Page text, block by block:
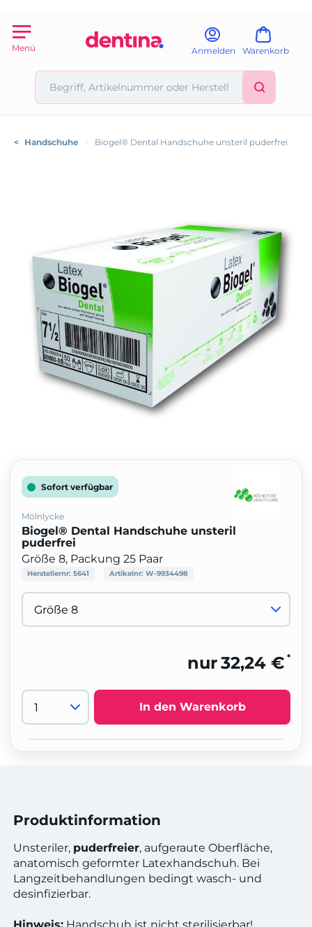
Menü Anmelden Warenkorb
< Handschuhe > Biogel® Dental Handschuhe unsteril puderfrei
Sofort verfügbar
Mölnlycke
Biogel® Dental Handschuhe unsteril
puderfrei
Größe 8, Packung 25 Paar
Herstellernr: 5641 Artikelnr: W-9934498
nur32,24 € *
In den Warenkorb
Produktinformation
Unsteriler, puderfreier, aufgeraute Oberfläche,
anatomisch geformter Latexhandschuh. Bei
Langzeitbehandlungen bedingt wasch- und
desinfizierbar.